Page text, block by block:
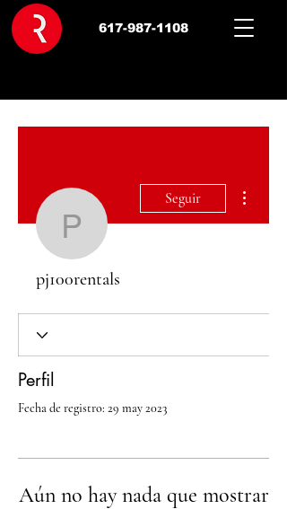
617-987-1108
pj100rentals
Seguir
pj100rentals
Perfil
Fecha de registro: 29 may 2023
Aún no hay nada que mostrar